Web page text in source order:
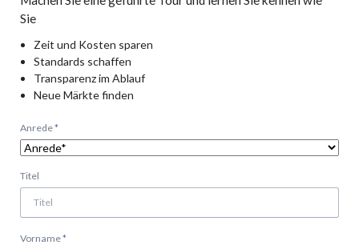
Sie
Zeit und Kosten sparen
Standards schaffen
Transparenz im Ablauf
Neue Märkte finden
Pflichtfeld
Anrede*
Titel
Pflichtfeld
Vorname*